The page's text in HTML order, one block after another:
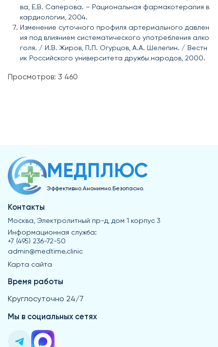
ва, Е.В. Саперова. – Рациональная фармакотерапия в
кардиологии, 2004.
Изменение суточного профиля артериального давлен
ия под влиянием систематического употребления алко
голя. / И.В. Жиров, П.П. Огурцов, А.А. Шелепин. / Вестн
ик Российского университета дружбы народов, 2000.
Просмотров: 3 460
МЕДПЛЮС
Эффективно.Анонимно.Безопасно.
Контакты
Москва, Электролитный пр-д, дом 1 корпус 3
Информационная служба:
+7 (495) 236-72-50
admin@medtime.clinic
Карта сайта
Время работы
Круглосуточно 24/7
Мы в социальных сетях